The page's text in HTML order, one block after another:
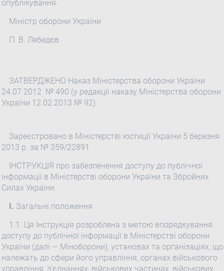
опублікування.
Міністр оборони України
П. В. Лебедєв
ЗАТВЕРДЖЕНО Наказ Міністерства оборони України
24.07.2012 № 490 (у редакції наказу Міністерства оборони
України 12.02.2013 № 92)
Зареєстровано в Міністерстві юстиції України 5 березня
2013 р. за № 359/22891
ІНСТРУКЦІЯ про забезпечення доступу до публічної
інформації в Міністерстві оборони України та Збройних
Силах України
I. Загальні положення
1.1. Ця Інструкція розроблена з метою впорядкування
доступу до публічної інформації в Міністерстві оборони
України (далі — Міноборони), установах та організаціях, що
належать до сфери його управління, органах військового
управління, з’єднаннях, військових частинах, військових